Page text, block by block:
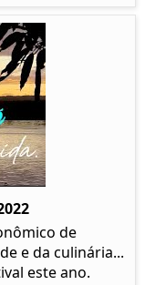
de
e da culinária...
este ano.